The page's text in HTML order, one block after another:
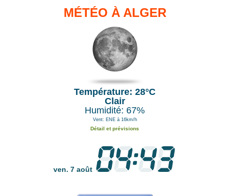
MÉTÉO À ALGER
Température: 28°C
Clair
Humidité: 67%
Vent: ENE à 16km/h
Détail et prévisions
ven. 7 août